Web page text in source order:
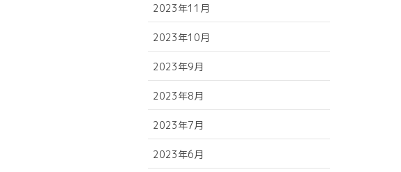
2023年11月
2023年10月
2023年9月
2023年8月
2023年7月
2023年6月